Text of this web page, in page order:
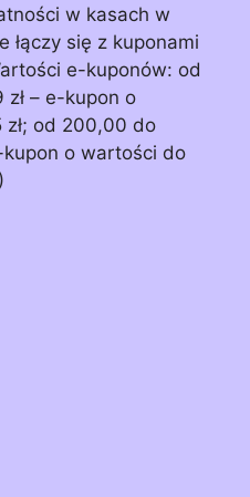
w kasach w
łączy się z kuponami
e-kuponów: od
– e-kupon o
zł; od 200,00 do
o wartości do